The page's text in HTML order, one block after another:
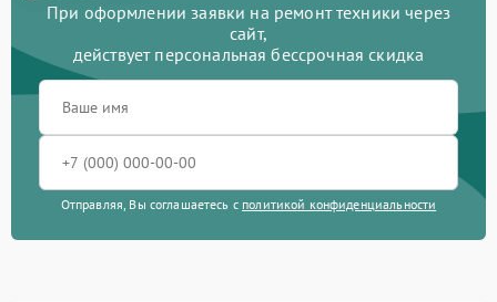
При оформлении заявки на ремонт техники через
сайт,
действует персональная бессрочная скидка
Отправляя, Вы соглашаетесь с политикой конфиденциальности